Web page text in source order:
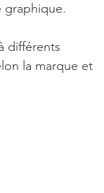
graphique.
différents
la marque et